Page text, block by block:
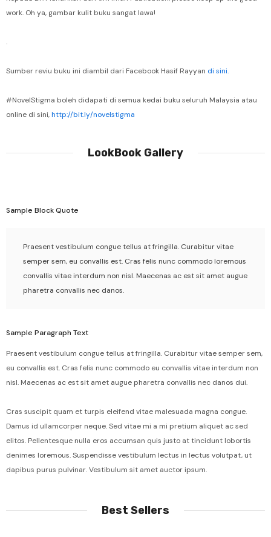
work. Oh ya, gambar kulit buku sangat lawa!
.
Sumber reviu buku ini diambil dari Facebook Hasif Rayyan di sini.
#NovelStigma boleh didapati di semua kedai buku seluruh Malaysia atau
online di sini,http://bit.ly/novelstigma
LookBook Gallery
Sample Block Quote
Praesent vestibulum congue tellus at fringilla. Curabitur vitae
semper sem, eu convallis est. Cras felis nunc commodo loremous
convallis vitae interdum non nisl. Maecenas ac est sit amet augue
pharetra convallis nec danos.
Sample Paragraph Text
Praesent vestibulum congue tellus at fringilla. Curabitur vitae semper sem,
eu convallis est. Cras felis nunc commodo eu convallis vitae interdum non
nisl. Maecenas ac est sit amet augue pharetra convallis nec danos dui.
Cras suscipit quam et turpis eleifend vitae malesuada magna congue.
Damus id ullamcorper neque. Sed vitae mi a mi pretium aliquet ac sed
elitos. Pellentesque nulla eros accumsan quis justo at tincidunt lobortis
denimes loremous. Suspendisse vestibulum lectus in lectus volutpat, ut
dapibus purus pulvinar. Vestibulum sit amet auctor ipsum.
Best Sellers